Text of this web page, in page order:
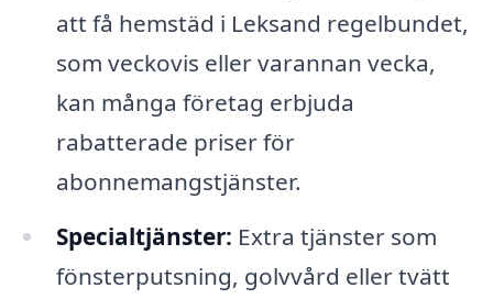
att få hemstäd i Leksand regelbundet,
som veckovis eller varannan vecka,
kan många företag erbjuda
rabatterade priser för
abonnemangstjänster.
Specialtjänster: Extra tjänster som
fönsterputsning, golvvård eller tvätt